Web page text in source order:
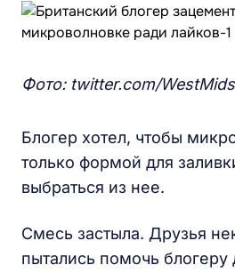
Фото: twitter.com/
Блогер хотел, чтобы
только формой для
выбраться из нее.
Смесь застыла. Друзья
пытались помочь блогеру